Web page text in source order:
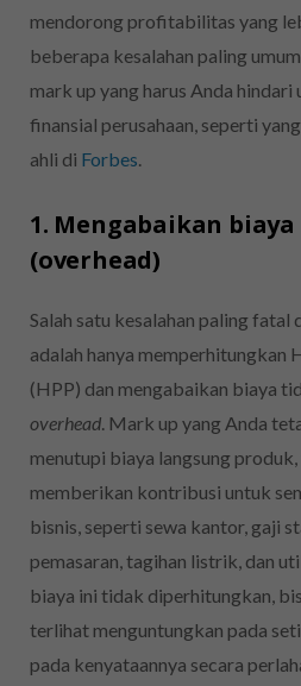
mendorong profitabilitas yang
beberapa kesalahan paling
mark up yang harus Anda
finansial perusahaan, seperti
ahli di Forbes.
1. Mengabaikan
(overhead)
Salah satu kesalahan paling fatal
adalah hanya memperhitungkan
(HPP) dan mengabaikan biaya
overhead. Mark up yang Anda
menutupi biaya langsung
memberikan kontribusi untuk
bisnis, seperti sewa kantor, gaji
pemasaran, tagihan listrik, dan
biaya ini tidak diperhitungkan,
terlihat menguntungkan pada
pada kenyataannya secara